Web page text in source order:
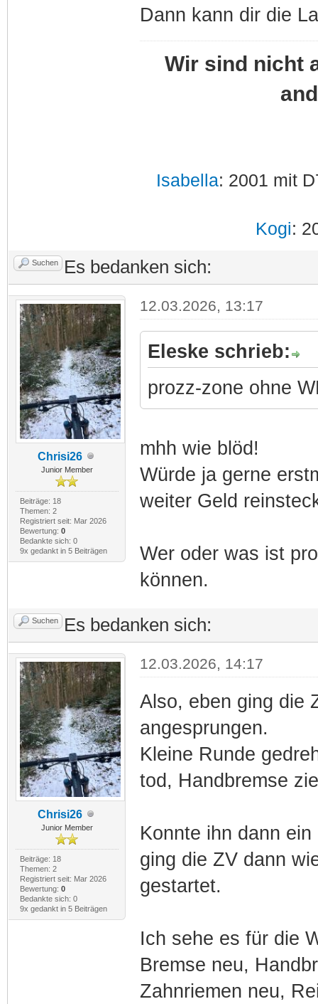
Dann kann dir die
Wir sind nicht
Isabella: 2001 mit
Kogi:
Suchen Es bedanken sich:
Chrisi26
Junior Member
Beiträge: 18
Themen: 2
Registriert seit: Mar 2026
Bewertung: 0
Bedankte sich: 0
9x gedankt in 5 Beiträgen
12.03.2026, 13:17
Eleske schrieb:
prozz-zone ohne
mhh wie blöd!
Würde ja gerne
weiter Geld
Wer oder was ist
können.
Suchen Es bedanken sich:
Chrisi26
Junior Member
Beiträge: 18
Themen: 2
Registriert seit: Mar 2026
Bewertung: 0
Bedankte sich: 0
9x gedankt in 5 Beiträgen
12.03.2026, 14:17
Also, eben ging die
angesprungen.
Kleine Runde
tod, Handbremse
Konnte ihn dann
ging die ZV dann
gestartet.
Ich sehe es für die
Bremse neu,
Zahnriemen neu,